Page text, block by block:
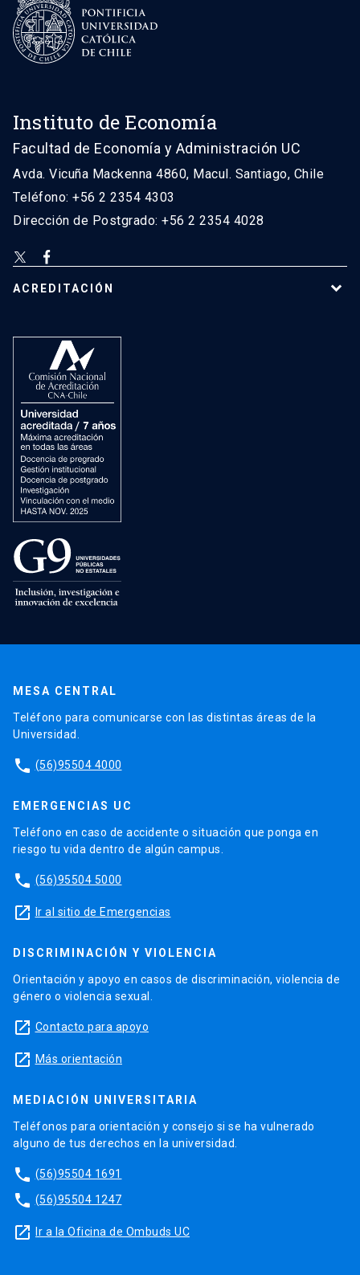
Instituto de Economía
Facultad de Economía y Administración UC
Avda. Vicuña Mackenna 4860, Macul. Santiago, Chile
Teléfono: +56 2 2354 4303
Dirección de Postgrado: +56 2 2354 4028
ACREDITACIÓN
MESA CENTRAL
Teléfono para comunicarse con las distintas áreas de la
Universidad.
phone (56)95504 4000
EMERGENCIAS UC
Teléfono en caso de accidente o situación que ponga en
riesgo tu vida dentro de algún campus.
phone (56)95504 5000
launch Ir al sitio de Emergencias
DISCRIMINACIÓN Y VIOLENCIA
Orientación y apoyo en casos de discriminación, violencia de
género o violencia sexual.
launch Contacto para apoyo
launch Más orientación
MEDIACIÓN UNIVERSITARIA
Teléfonos para orientación y consejo si se ha vulnerado
alguno de tus derechos en la universidad.
phone (56)95504 1691
phone (56)95504 1247
launch Ir a la Oficina de Ombuds UC